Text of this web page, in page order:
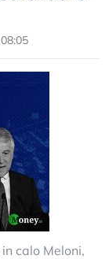
calo Meloni,